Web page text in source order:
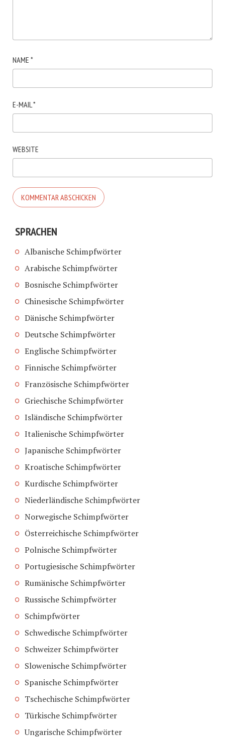
NAME *
E-MAIL*
WEBSITE
SPRACHEN
Albanische Schimpfwörter
Arabische Schimpfwörter
Bosnische Schimpfwörter
Chinesische Schimpfwörter
Dänische Schimpfwörter
Deutsche Schimpfwörter
Englische Schimpfwörter
Finnische Schimpfwörter
Französische Schimpfwörter
Griechische Schimpfwörter
Isländische Schimpfwörter
Italienische Schimpfwörter
Japanische Schimpfwörter
Kroatische Schimpfwörter
Kurdische Schimpfwörter
Niederländische Schimpfwörter
Norwegische Schimpfwörter
Österreichische Schimpfwörter
Polnische Schimpfwörter
Portugiesische Schimpfwörter
Rumänische Schimpfwörter
Russische Schimpfwörter
Schimpfwörter
Schwedische Schimpfwörter
Schweizer Schimpfwörter
Slowenische Schimpfwörter
Spanische Schimpfwörter
Tschechische Schimpfwörter
Türkische Schimpfwörter
Ungarische Schimpfwörter